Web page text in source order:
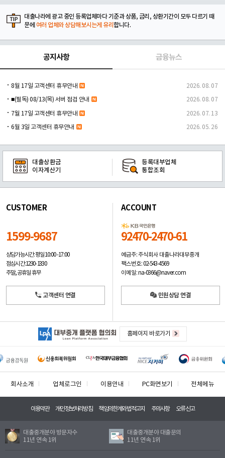
대출나라에 광고 중인 등록업체마다 기준과 상품, 금리, 상환기간이 모두 다르기 때
문에 여러 업체와 상담해보시는게 유리합니다.
공지사항 금융뉴스
8월 17일 고객센터 휴무안내 2026. 08. 07
■(필독) 08/13(목) 서버 점검 안내 2026. 08. 07
7월 17일 고객센터 휴무안내 2026. 07. 13
6월 3일 고객센터 휴무안내 2026. 05. 26
대출상환금
이자계산기
등록대부업체
통합조회
CUSTOMER
1599-9687
상담가능시간: 평일10:00 -17:00
점심시간: 12:30 - 13:30
주말, 공휴일 휴무
고객센터 연결
ACCOUNT
92470-2470-61
예금주: 주식회사 대출나라대부중개
팩스번호: 02-543-4569
이메일: na-0366@naver.com
민원상담 연결
홈페이지 바로가기
회사소개 업체로그인 이용안내 PC화면보기 전체메뉴
이용약관 개인정보처리방침 책임의한계와법적고지 주의사항 오류신고
대출중개분야 방문자수
11년 연속 1위
대출중개분야 대출문의
11년 연속 1위